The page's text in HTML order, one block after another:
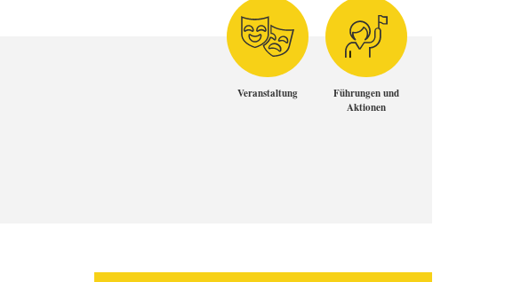
Veranstaltung
Führungen und
Aktionen